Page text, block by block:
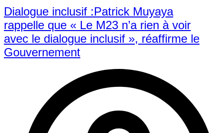
Dialogue inclusif :Patrick Muyaya
rappelle que « Le M23 n’a rien à voir
avec le dialogue inclusif », réaffirme le
Gouvernement